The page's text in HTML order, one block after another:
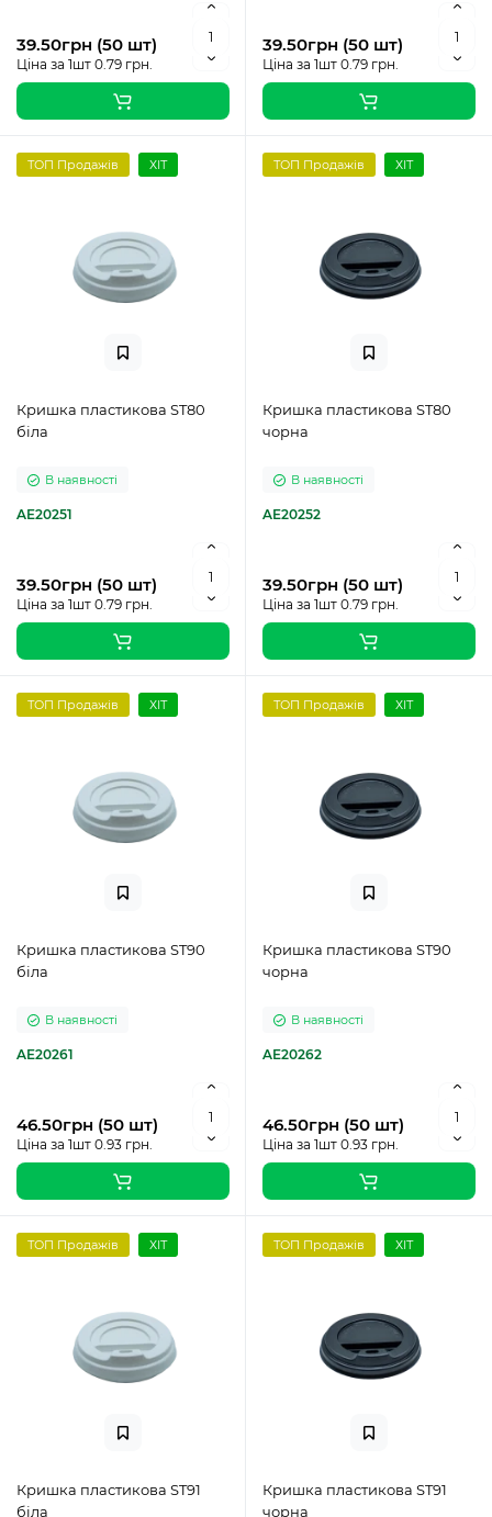
39.50грн (50 шт)
Ціна за 1шт 0.79 грн.
39.50грн (50 шт)
Ціна за 1шт 0.79 грн.
ТОП Продажів ХІТ
Кришка пластикова ST80
біла
В наявності
AE20251
39.50грн (50 шт)
Ціна за 1шт 0.79 грн.
ТОП Продажів ХІТ
Кришка пластикова ST80
чорна
В наявності
AE20252
39.50грн (50 шт)
Ціна за 1шт 0.79 грн.
ТОП Продажів ХІТ
Кришка пластикова ST90
біла
В наявності
AE20261
46.50грн (50 шт)
Ціна за 1шт 0.93 грн.
ТОП Продажів ХІТ
Кришка пластикова ST90
чорна
В наявності
AE20262
46.50грн (50 шт)
Ціна за 1шт 0.93 грн.
ТОП Продажів ХІТ
Кришка пластикова ST91
біла
ТОП Продажів ХІТ
Кришка пластикова ST91
чорна